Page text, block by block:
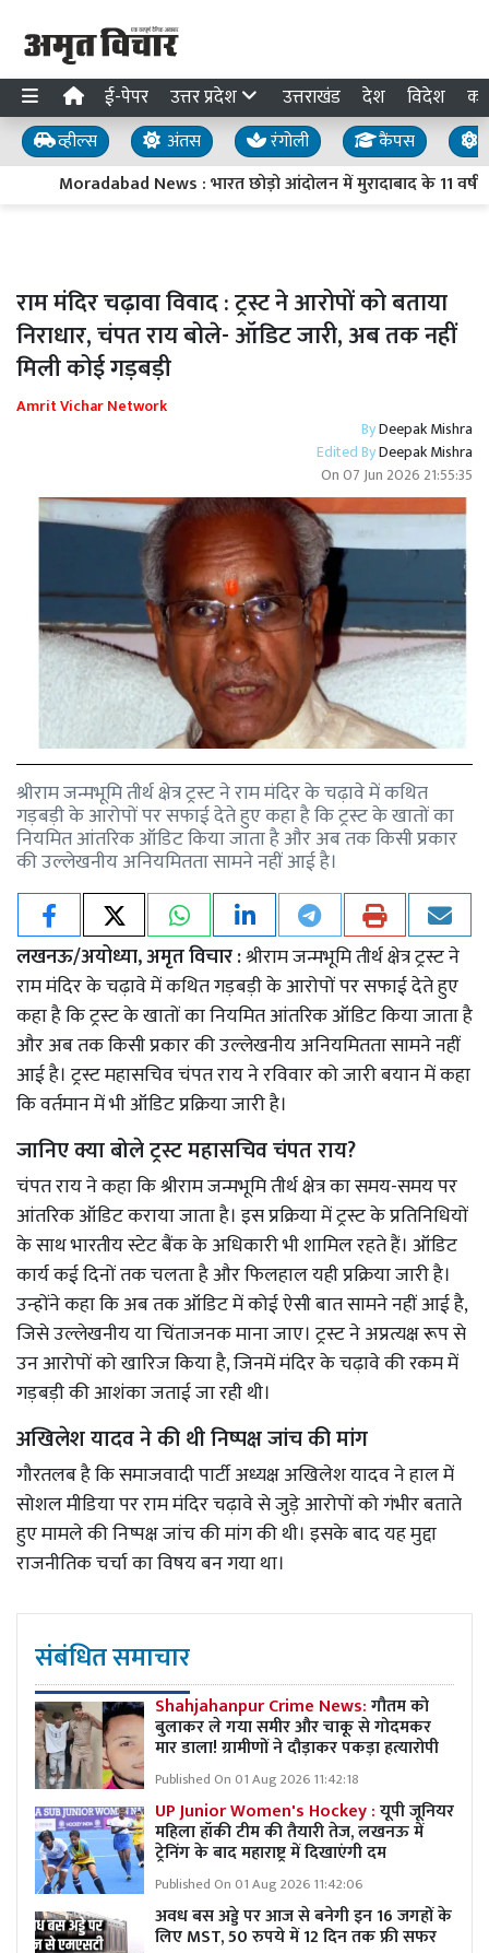
ई-पेपर उत्तर प्रदेश उत्तराखंड देश विदेश
व्हील्स अंतस रंगोली कैंपस
Moradabad News : भारत छोड़ो आंदोलन में मुरादाबाद के 11
राम मंदिर चढ़ावा विवाद : ट्रस्ट ने आरोपों को बताया
निराधार, चंपत राय बोले- ऑडिट जारी, अब तक नहीं
मिली कोई गड़बड़ी
Amrit Vichar Network
ByDeepak Mishra
Edited ByDeepak Mishra
On07 Jun 2026 21:55:35
श्रीराम जन्मभूमि तीर्थ क्षेत्र ट्रस्ट ने राम मंदिर के चढ़ावे में कथित
गड़बड़ी के आरोपों पर सफाई देते हुए कहा है कि ट्रस्ट के खातों का
नियमित आंतरिक ऑडिट किया जाता है और अब तक किसी प्रकार
की उल्लेखनीय अनियमितता सामने नहीं आई है।
लखनऊ/अयोध्या, अमृत विचार :श्रीराम जन्मभूमि तीर्थ क्षेत्र ट्रस्ट ने
राम मंदिर के चढ़ावे में कथित गड़बड़ी के आरोपों पर सफाई देते हुए
कहा है कि ट्रस्ट के खातों का नियमित आंतरिक ऑडिट किया जाता है
और अब तक किसी प्रकार की उल्लेखनीय अनियमितता सामने नहीं
आई है। ट्रस्ट महासचिव चंपत राय ने रविवार को जारी बयान में कहा
कि वर्तमान में भी ऑडिट प्रक्रिया जारी है।
जानिए क्या बोले ट्रस्ट महासचिव चंपत राय?
चंपत राय ने कहा कि श्रीराम जन्मभूमि तीर्थ क्षेत्र का समय-समय पर
आंतरिक ऑडिट कराया जाता है। इस प्रक्रिया में ट्रस्ट के प्रतिनिधियों
के साथ भारतीय स्टेट बैंक के अधिकारी भी शामिल रहते हैं। ऑडिट
कार्य कई दिनों तक चलता है और फिलहाल यही प्रक्रिया जारी है।
उन्होंने कहा कि अब तक ऑडिट में कोई ऐसी बात सामने नहीं आई है,
जिसे उल्लेखनीय या चिंताजनक माना जाए। ट्रस्ट ने अप्रत्यक्ष रूप से
उन आरोपों को खारिज किया है, जिनमें मंदिर के चढ़ावे की रकम में
गड़बड़ी की आशंका जताई जा रही थी।
अखिलेश यादव ने की थी निष्पक्ष जांच की मांग
गौरतलब है कि समाजवादी पार्टी अध्यक्ष अखिलेश यादव ने हाल में
सोशल मीडिया पर राम मंदिर चढ़ावे से जुड़े आरोपों को गंभीर बताते
हुए मामले की निष्पक्ष जांच की मांग की थी। इसके बाद यह मुद्दा
राजनीतिक चर्चा का विषय बन गया था।
संबंधित समाचार
Shahjahanpur Crime News:गौतम को
बुलाकर ले गया समीर और चाकू से गोदमकर
मार डाला! ग्रामीणों ने दौड़ाकर पकड़ा हत्यारोपी
Published On 01 Aug 2026 11:42:18
UP Junior Women's Hockey :यूपी जूनियर
महिला हॉकी टीम की तैयारी तेज, लखनऊ में
ट्रेनिंग के बाद महाराष्ट्र में दिखाएंगी दम
Published On 01 Aug 2026 11:42:06
अवध बस अड्डे पर आज से बनेगी इन 16 जगहों के
लिए MST, 50 रुपये में 12 दिन तक फ्री सफर